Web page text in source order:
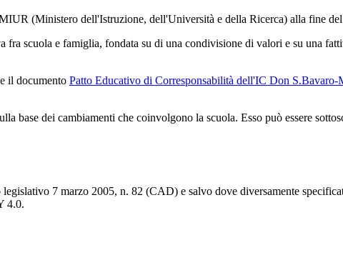
(Ministero dell'Istruzione, dell'Università e della Ricerca) alla fine
scuola e famiglia, fondata su di una condivisione di valori e su una
il documento Patto Educativo di Corresponsabilità dell'IC Don S.Bavaro-
base dei cambiamenti che coinvolgono la scuola. Esso può essere
7 marzo 2005, n. 82 (CAD) e salvo dove diversamente
4.0.